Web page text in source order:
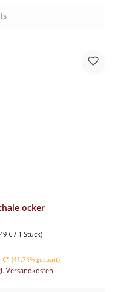
ocker
€ / 1 Stück)
Preis:
€* (41.74% gespart)
Versandkosten